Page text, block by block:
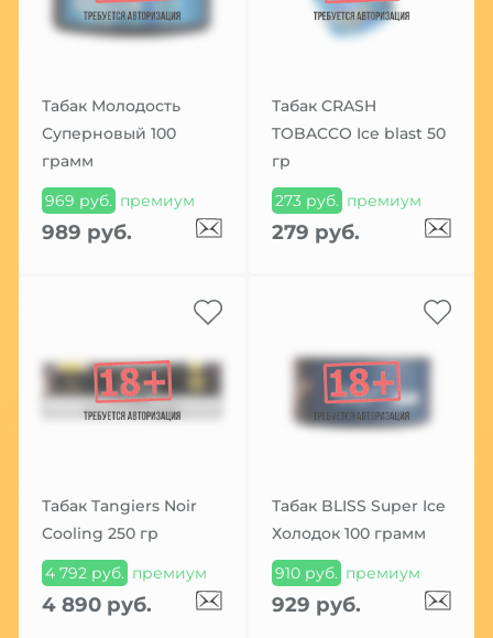
Табак Молодость
Суперновый 100
грамм
969 руб. премиум
989 руб.
Табак CRASH
TOBACCO Ice blast 50
гр
273 руб. премиум
279 руб.
Табак Tangiers Noir
Cooling 250 гр
4 792 руб. премиум
4 890 руб.
Табак BLISS Super Ice
Холодок 100 грамм
910 руб. премиум
929 руб.